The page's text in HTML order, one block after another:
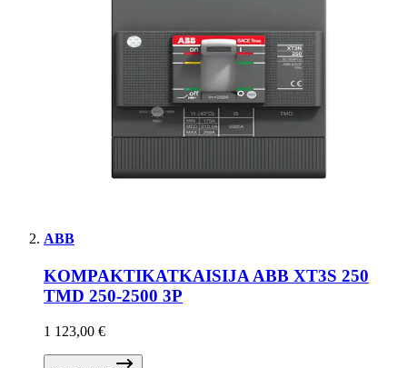
ABB
KOMPAKTIKATKAISIJA ABB XT3S 250
TMD 250-2500 3P
1 123,00 €